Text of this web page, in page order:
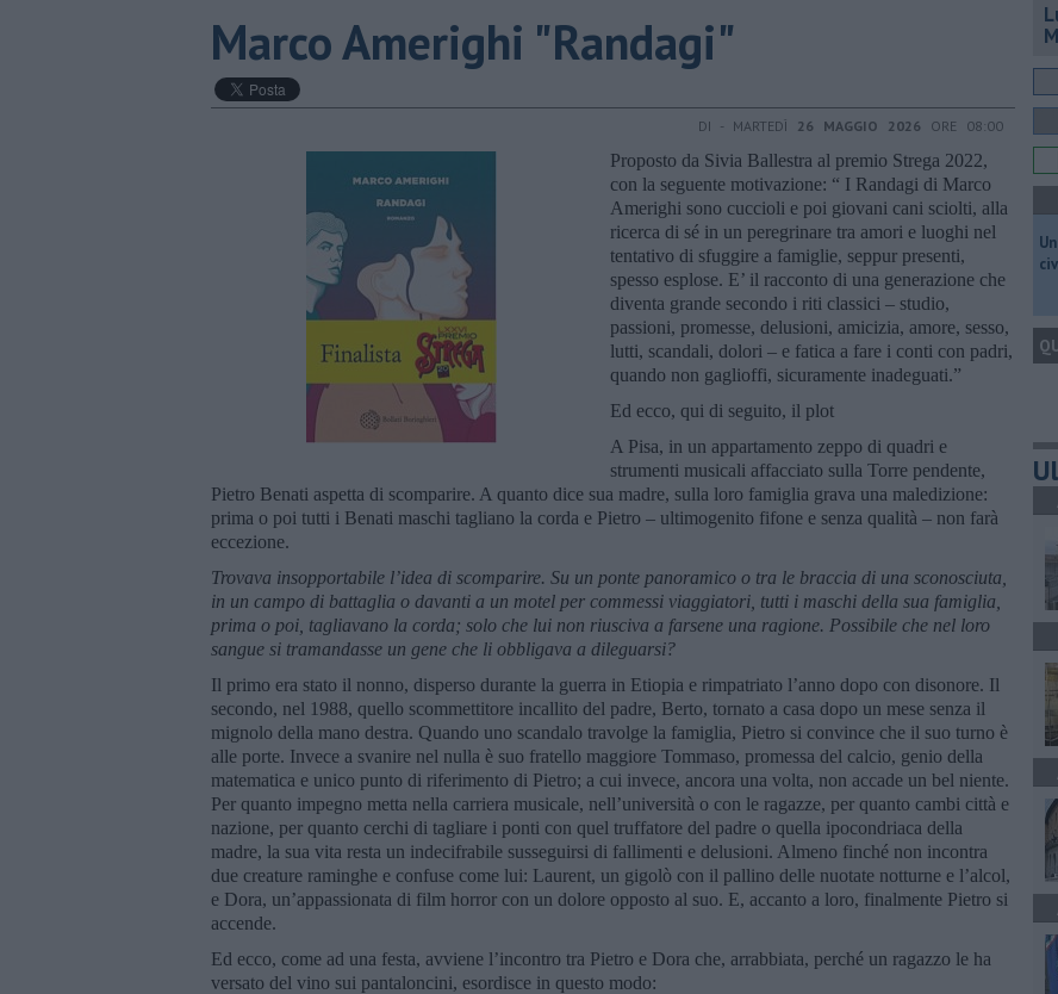
​Marco Amerighi "Randagi"
DI - MARTEDÌ 26 MAGGIO 2026 ORE 08:00
Proposto da Sivia Ballestra al premio Strega 2022,
con la seguente motivazione: “ I Randagi di Marco
Amerighi sono cuccioli e poi giovani cani sciolti, alla
ricerca di sé in un peregrinare tra amori e luoghi nel
tentativo di sfuggire a famiglie, seppur presenti,
spesso esplose. E’ il racconto di una generazione che
diventa grande secondo i riti classici – studio,
passioni, promesse, delusioni, amicizia, amore, sesso,
lutti, scandali, dolori – e fatica a fare i conti con padri,
quando non gaglioffi, sicuramente inadeguati.”
Ed ecco, qui di seguito, il plot
A Pisa, in un appartamento zeppo di quadri e
strumenti musicali affacciato sulla Torre pendente,
Pietro Benati aspetta di scomparire. A quanto dice sua madre, sulla loro famiglia grava una maledizione:
prima o poi tutti i Benati maschi tagliano la corda e Pietro – ultimogenito fifone e senza qualità – non farà
eccezione.
Trovava insopportabile l’idea di scomparire. Su un ponte panoramico o tra le braccia di una sconosciuta,
in un campo di battaglia o davanti a un motel per commessi viaggiatori, tutti i maschi della sua famiglia,
prima o poi, tagliavano la corda; solo che lui non riusciva a farsene una ragione. Possibile che nel loro
sangue si tramandasse un gene che li obbligava a dileguarsi?
Il primo era stato il nonno, disperso durante la guerra in Etiopia e rimpatriato l’anno dopo con disonore. Il
secondo, nel 1988, quello scommettitore incallito del padre, Berto, tornato a casa dopo un mese senza il
mignolo della mano destra. Quando uno scandalo travolge la famiglia, Pietro si convince che il suo turno è
alle porte. Invece a svanire nel nulla è suo fratello maggiore Tommaso, promessa del calcio, genio della
matematica e unico punto di riferimento di Pietro; a cui invece, ancora una volta, non accade un bel niente.
Per quanto impegno metta nella carriera musicale, nell’università o con le ragazze, per quanto cambi città e
nazione, per quanto cerchi di tagliare i ponti con quel truffatore del padre o quella ipocondriaca della
madre, la sua vita resta un indecifrabile susseguirsi di fallimenti e delusioni. Almeno finché non incontra
due creature raminghe e confuse come lui: Laurent, un gigolò con il pallino delle nuotate notturne e l’alcol,
e Dora, un’appassionata di film horror con un dolore opposto al suo. E, accanto a loro, finalmente Pietro si
accende.
Ed ecco, come ad una festa, avviene l’incontro tra Pietro e Dora che, arrabbiata, perché un ragazzo le ha
versato del vino sui pantaloncini, esordisce in questo modo: